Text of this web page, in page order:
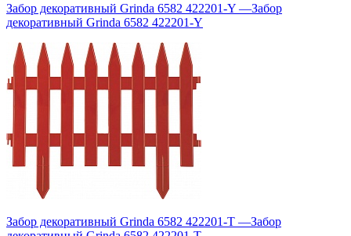
Забор декоративный Grinda 6582 422201-Y —Забор
декоративный Grinda 6582 422201-Y
Забор декоративный Grinda 6582 422201-T —Забор